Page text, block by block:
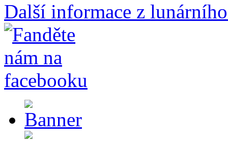
Další informace z